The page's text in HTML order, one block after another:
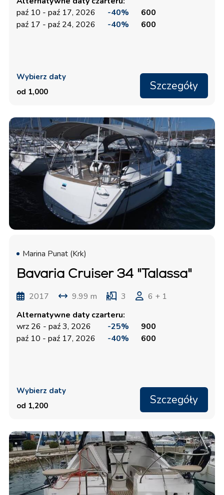
paź 10 - paź 17, 2026
-40%
600
paź 17 - paź 24, 2026
-40% 600
Wybierz daty
od 1,000
Szczegóły
Marina Punat (Krk)
Bavaria Cruiser 34 "Talassa"
2017 9.99 m 3
6 + 1
Alternatywne daty czarteru:
wrz 26 - paź 3, 2026
-25%
900
paź 10 - paź 17, 2026
-40% 600
Wybierz daty
od 1,200
Szczegóły